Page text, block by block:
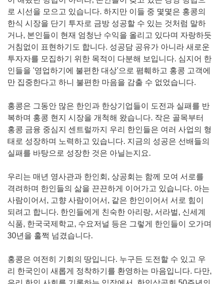
로 시선을 모으고 있습니다. 하지만 이들 중 몇몇은 홍콩의
한식 시장을 단기 투자로 금방 성공할 수 있는 것처럼 말하
거나, 본인들이 현재 엄청난 수익을 올리고 있다며 자랑하듯
거침없이 표현하기도 합니다. 성공담 공유가 아니라 새로운
투자자를 모집하기 위한 목적이 다분해 보입니다. 심지어 한
인들을 '영업하기에 불편한 대상'으로 폄훼하고 홍콩 고객에
만 집중한다고 하니 불편한 마음을 감출 수 없었습니다.
홍콩은 그동안 많은 한인과 한상기업들이 도전과 실패를 반
복하며 홍콩 현지 시장을 개척해 왔습니다. 작은 골목부터
홍콩 금융 중심지 센트럴까지 우리 한인들은 여러 사업의 형
태로 성장하며 노력하고 있습니다. 지금의 성공은 선배들의
실패를 바탕으로 성장한 것은 아닐는지요.
우리는 매년 영사관과 한인회 , 상공회는 함께 모여 서로를
격려하며 한인들의 삶을 끈끈하게 이어가고 있습니다. 아는
사람이어서 , 고향 사람이어서 , 같은 한인이어서 서로 힘이
되려고 합니다. 한인들에게 친숙한 아리랑, 서라벌, 신세계
식품, 한국국제학교, 수요저널 등은 그렇게 한인들이 오가며
30년을 훌쩍 넘겼습니다.
홍콩은 여전히 기회의 땅입니다. 누구든 도전할 수 있고 우
리 한국인이 새롭게 정착하기를 환영하는 마음입니다. 다만,